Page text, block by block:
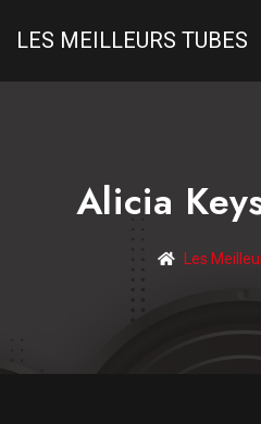
LES MEILLEURS TUBES
Alicia
Les